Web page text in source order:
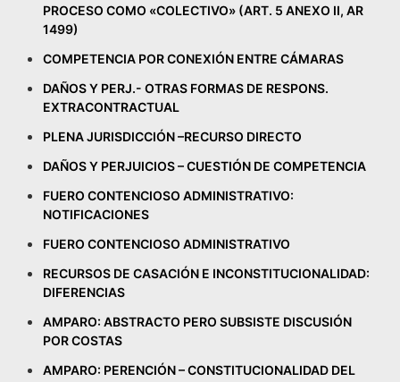
PROCESO COMO «COLECTIVO» (ART. 5 ANEXO II, AR
1499)
COMPETENCIA POR CONEXIÓN ENTRE CÁMARAS
DAÑOS Y PERJ.- OTRAS FORMAS DE RESPONS.
EXTRACONTRACTUAL
PLENA JURISDICCIÓN –RECURSO DIRECTO
DAÑOS Y PERJUICIOS – CUESTIÓN DE COMPETENCIA
FUERO CONTENCIOSO ADMINISTRATIVO:
NOTIFICACIONES
FUERO CONTENCIOSO ADMINISTRATIVO
RECURSOS DE CASACIÓN E INCONSTITUCIONALIDAD:
DIFERENCIAS
AMPARO: ABSTRACTO PERO SUBSISTE DISCUSIÓN
POR COSTAS
AMPARO: PERENCIÓN – CONSTITUCIONALIDAD DEL